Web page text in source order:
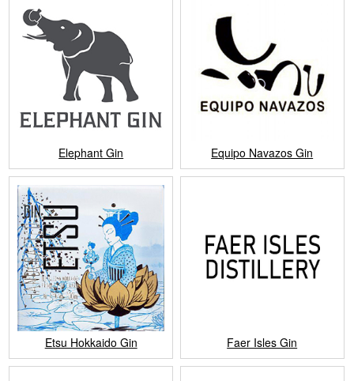
Elephant Gin Equipo Navazos Gin
Etsu Hokkaido Gin Faer Isles Gin